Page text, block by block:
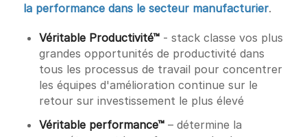
la performance dans le secteur manufacturier.
Véritable Productivité™- stack classe vos plus
grandes opportunités de productivité dans
tous les processus de travail pour concentrer
les équipes d'amélioration continue sur le
retour sur investissement le plus élevé
Véritable performance™– détermine la